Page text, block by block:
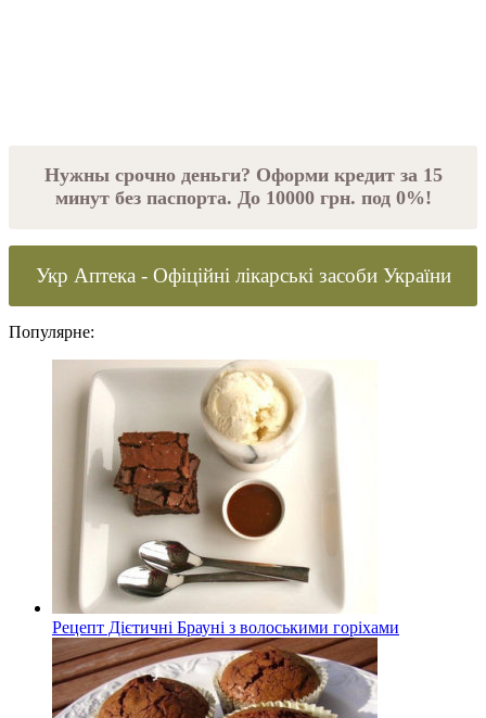
Нужны срочно деньги? Оформи кредит за 15
минут без паспорта. До 10000 грн. под 0%!
Укр Аптека - Офіційні лікарські засоби України
Популярне:
Рецепт Дієтичні Брауні з волоськими горіхами